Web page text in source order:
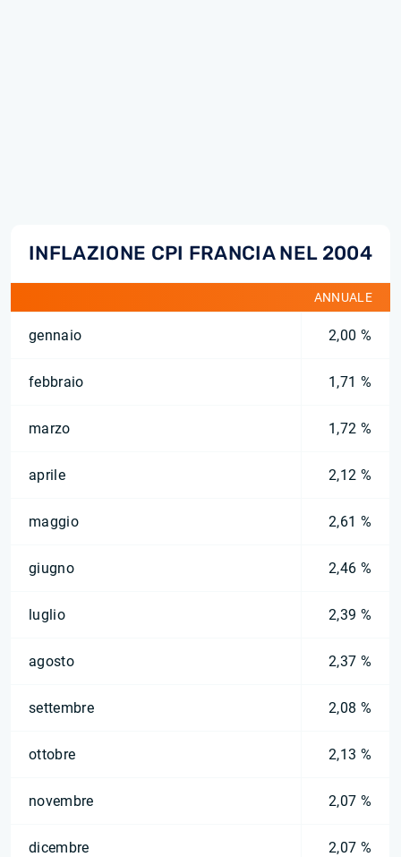
INFLAZIONE CPI FRANCIA NEL 2004
ANNUALE
gennaio 2,00 %
febbraio 1,71 %
marzo 1,72 %
aprile 2,12 %
maggio 2,61 %
giugno 2,46 %
luglio 2,39 %
agosto 2,37 %
settembre 2,08 %
ottobre 2,13 %
novembre 2,07 %
dicembre 2,07 %